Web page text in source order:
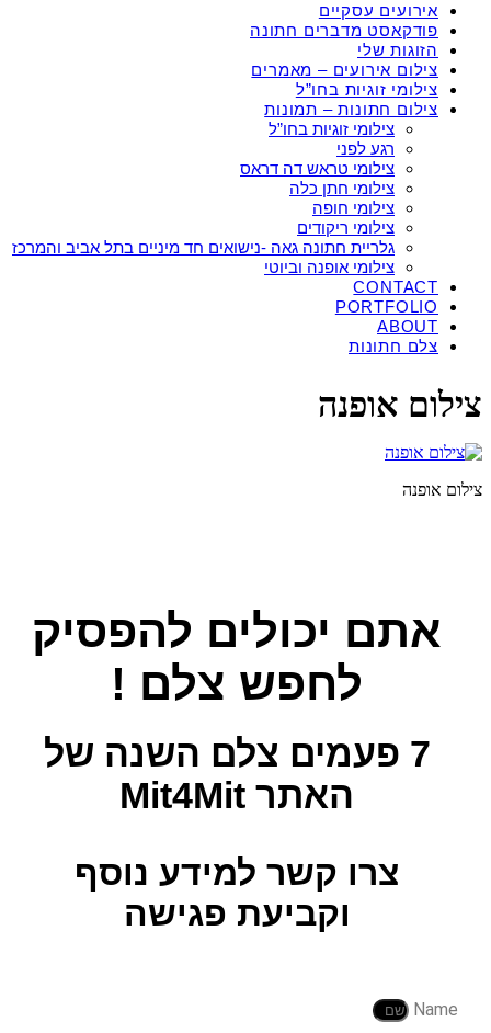
אירועים עסקיים
פודקאסט מדברים חתונה
הזוגות שלי
צילום אירועים – מאמרים
צילומי זוגיות בחו”ל
צילום חתונות – תמונות
צילומי זוגיות בחו”ל
רגע לפני
צילומי טראש דה דראס
צילומי חתן כלה
צילומי חופה
צילומי ריקודים
גלריית חתונה גאה -נישואים חד מיניים בתל אביב והמרכז
צילומי אופנה וביוטי
CONTACT
PORTFOLIO
ABOUT
צלם חתונות
צילום אופנה
צילום אופנה
אתם יכולים להפסיק
לחפש צלם !
7 פעמים צלם השנה
של
האתר Mit4Mit
צרו קשר למידע נוסף
וקביעת פגישה
Name